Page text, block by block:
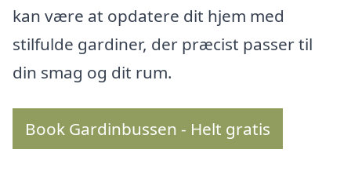
kan være at opdatere dit hjem med
stilfulde gardiner, der præcist passer til
din smag og dit rum.
Book Gardinbussen - Helt gratis